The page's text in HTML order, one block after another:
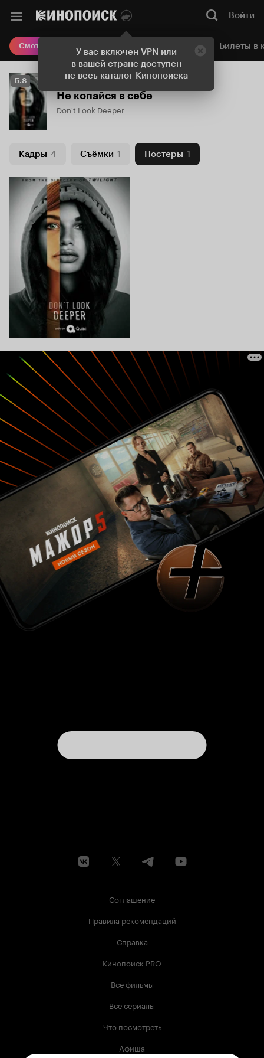
У вас включен VPN или
в вашей стране доступен
не весь каталог Кинопоиска
Войти
Смотреть кино Онлайн-кинотеатр Билеты в
Рейтинг
Кинопоиска
5.8
5.8
Не копайся в себе
Don't Look Deeper
Кадры 4 Съёмки 1 Постеры 1
Соглашение
Правила рекомендаций
Справка
Кинопоиск PRO
Все фильмы
Все сериалы
Что посмотреть
Афиша